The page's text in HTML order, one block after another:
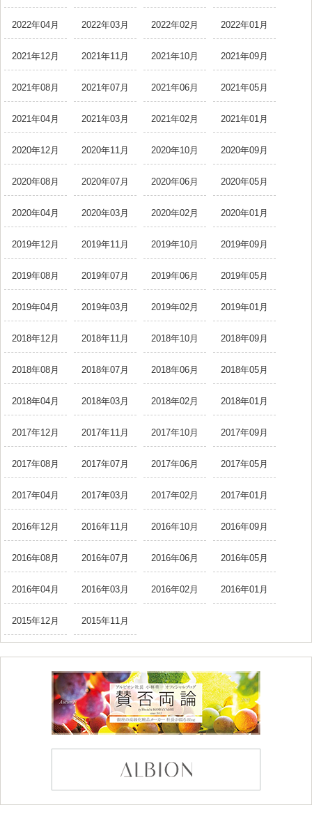
2022年04月 2022年03月 2022年02月 2022年01月
2021年12月 2021年11月 2021年10月 2021年09月
2021年08月 2021年07月 2021年06月 2021年05月
2021年04月 2021年03月 2021年02月 2021年01月
2020年12月 2020年11月 2020年10月 2020年09月
2020年08月 2020年07月 2020年06月 2020年05月
2020年04月 2020年03月 2020年02月 2020年01月
2019年12月 2019年11月 2019年10月 2019年09月
2019年08月 2019年07月 2019年06月 2019年05月
2019年04月 2019年03月 2019年02月 2019年01月
2018年12月 2018年11月 2018年10月 2018年09月
2018年08月 2018年07月 2018年06月 2018年05月
2018年04月 2018年03月 2018年02月 2018年01月
2017年12月 2017年11月 2017年10月 2017年09月
2017年08月 2017年07月 2017年06月 2017年05月
2017年04月 2017年03月 2017年02月 2017年01月
2016年12月 2016年11月 2016年10月 2016年09月
2016年08月 2016年07月 2016年06月 2016年05月
2016年04月 2016年03月 2016年02月 2016年01月
2015年12月 2015年11月